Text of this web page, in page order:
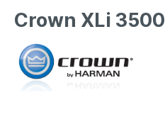
Crown XLi 3500